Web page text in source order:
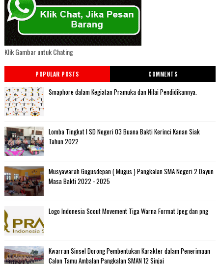
Klik Gambar untuk Chating
POPULAR POSTS COMMENTS
Smaphore dalam Kegiatan Pramuka dan Nilai Pendidikannya.
Lomba Tingkat I SD Negeri 03 Buana Bakti Kerinci Kanan Siak
Tahun 2022
Musyawarah Gugusdepan ( Mugus ) Pangkalan SMA Negeri 2 Dayun
Masa Bakti 2022 - 2025
Logo Indonesia Scout Movement Tiga Warna Format Jpeg dan png
Kwarran Sinsel Dorong Pembentukan Karakter dalam Penerimaan
Calon Tamu Ambalan Pangkalan SMAN 12 Sinjai